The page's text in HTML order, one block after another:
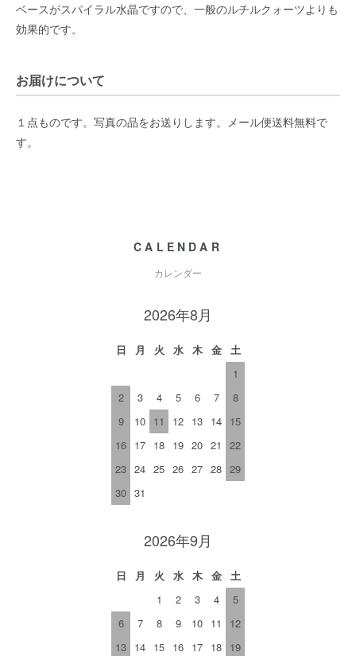
ベースがスパイラル水晶ですので、一般のルチルクォーツよりも
効果的です。
お届けについて
１点ものです。写真の品をお送りします。メール便送料無料で
す。
CALENDAR
カレンダー
2026年8月
日 月 火 水 木 金
土
1
2
3 4 5 6 7
8
9
10 11 12 13 14 15
16 17 18 19 20 21
22
23 24 25 26 27 28 29
30 31
2026年9月
日 月 火 水 木 金
土
1
2 3 4
5
6
7 8 9 10 11
12
13 14 15 16 17 18 19